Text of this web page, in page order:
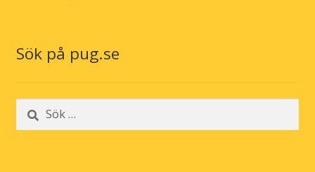
Sök på pug.se
Sök
efter: